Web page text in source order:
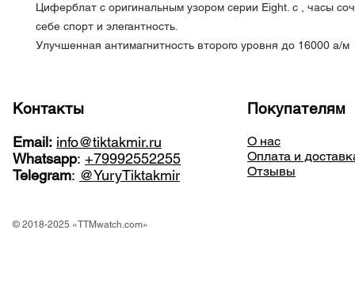
Циферблат с оригинальным узором серии Eight. с , часы
себе спорт и элегантность.
Улучшенная антимагнитность второго уровня до 16000 а/м
Контакты
Email: info@tiktakmir.ru
Whatsapp: +79992552255
Telegram: @YuryTiktakmir
Покупателям
О нас
Оплата и
Отзывы
© 2018-2025 «TTMwatch.com»